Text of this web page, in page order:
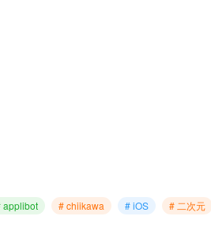
applibot # chiikawa # iOS # 二次元